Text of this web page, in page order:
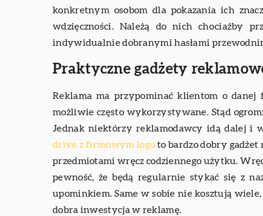
konkretnym osobom dla pokazania ich
wdzięczności. Należą do nich chociażby
indywidualnie dobranymi hasłami
Praktyczne gadżety
Reklama ma przypominać klientom o
możliwie często wykorzystywane. Stąd
Jednak niektórzy reklamodawcy idą dalej i
drive z firmowym logo to bardzo dobry gadżet
przedmiotami wręcz codziennego użytku.
pewność, że będą regularnie stykać się z
upominkiem. Same w sobie nie kosztują
dobra inwestycja w reklamę.